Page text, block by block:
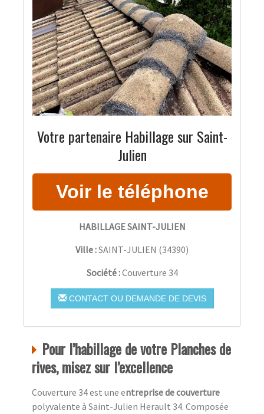
Votre partenaire Habillage sur Saint-
Julien
HABILLAGE SAINT-JULIEN
Ville :SAINT-JULIEN (34390)
Société :Couverture 34
CONTACT OU DEMANDE DE DEVIS
Pour l’habillage de votre Planches de
rives, misez sur l’excellence
Couverture 34 est une entreprise de couverture
polyvalente à Saint-Julien Herault 34. Composée